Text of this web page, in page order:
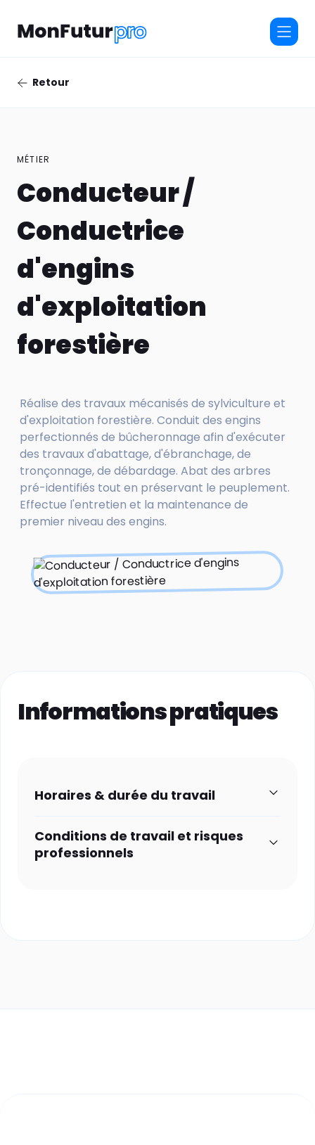
Retour
MÉTIER
Conducteur /
Conductrice
d'engins
d'exploitation
forestière
Réalise des travaux mécanisés de sylviculture et
d'exploitation forestière. Conduit des engins
perfectionnés de bûcheronnage afin d'exécuter
des travaux d'abattage, d'ébranchage, de
tronçonnage, de débardage. Abat des arbres
pré-identifiés tout en préservant le peuplement.
Effectue l'entretien et la maintenance de
premier niveau des engins.
Informations pratiques
Horaires & durée du travail
Conditions de travail et risques
professionnels